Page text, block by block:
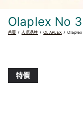
Olaplex No
首頁 人氣品牌 OLAPLEX
特價